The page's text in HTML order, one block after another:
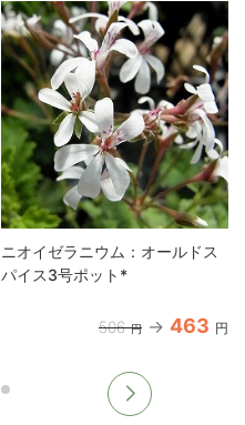
ニオイゼラニウム：オールドス
パイス3号ポット*
506 円 463 円